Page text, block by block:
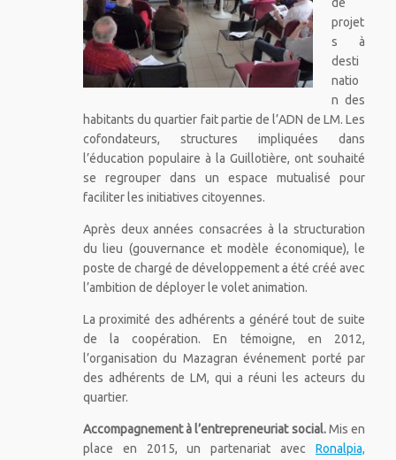
projet
s à
desti
natio
n des
habitants du quartier fait partie de l’ADN de LM. Les
cofondateurs, structures impliquées dans
l’éducation populaire à la Guillotière, ont souhaité
se regrouper dans un espace mutualisé pour
faciliter les initiatives citoyennes.
Après deux années consacrées à la structuration
du lieu (gouvernance et modèle économique), le
poste de chargé de développement a été créé avec
l’ambition de déployer le volet animation.
La proximité des adhérents a généré tout de suite
de la coopération. En témoigne, en 2012,
l’organisation du Mazagran événement porté par
des adhérents de LM, qui a réuni les acteurs du
quartier.
Accompagnement à l’entrepreneuriat social.Mis en
place en 2015, un partenariat avec Ronalpia,